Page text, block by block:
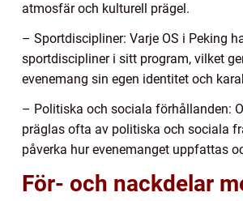
atmosfär och kulturell prägel.
– Sportdiscipliner: Varje OS i Peking
sportdiscipliner i sitt program, vilket
evenemang sin egen identitet och
– Politiska och sociala förhållanden:
präglas ofta av politiska och sociala
påverka hur evenemanget uppfattas
För- och nackdelar